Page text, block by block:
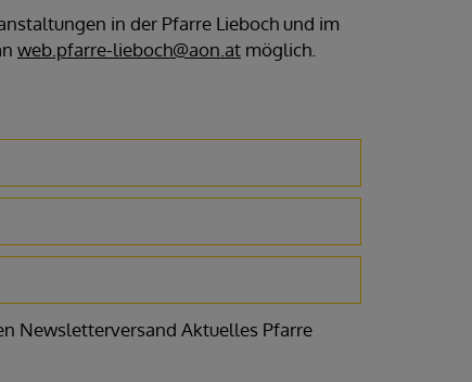
in der Pfarre Lieboch und im
web.pfarre-lieboch@aon.at möglich.
Newsletterversand Aktuelles Pfarre